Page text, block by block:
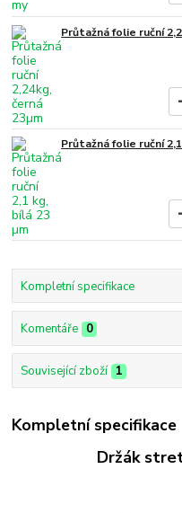
Průtažná folie ruční
Průtažná folie ruční
Kompletní specifikace
Komentáře 0
Související zboží 1
Kompletní specifikace
Držák